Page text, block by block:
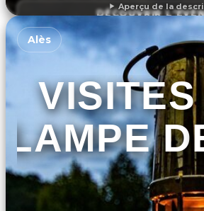
Aperçu de la
DÉCOUVRIR
Alès
LAMPE